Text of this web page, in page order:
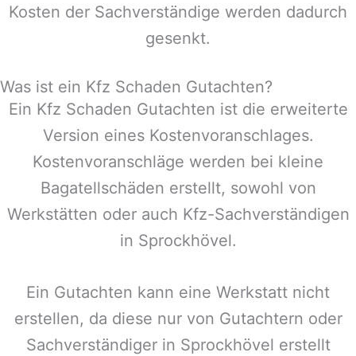
Kosten der Sachverständige werden dadurch
gesenkt.
Was ist ein Kfz Schaden Gutachten?
Ein Kfz Schaden Gutachten ist die erweiterte
Version eines Kostenvoranschlages.
Kostenvoranschläge werden bei kleine
Bagatellschäden erstellt, sowohl von
Werkstätten oder auch Kfz-Sachverständigen
in Sprockhövel.
Ein Gutachten kann eine Werkstatt nicht
erstellen, da diese nur von Gutachtern oder
Sachverständiger in Sprockhövel erstellt